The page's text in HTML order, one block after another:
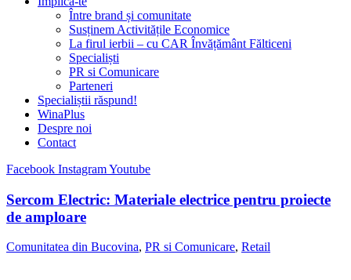
Între brand și comunitate
Susținem Activitățile Economice
La firul ierbii – cu CAR Învățământ Fălticeni
Specialiști
PR si Comunicare
Parteneri
Specialiștii răspund!
WinaPlus
Despre noi
Contact
Facebook InstagramYoutube
Sercom Electric: Materiale electrice pentru proiecte
de amploare
Comunitatea din Bucovina, PR si Comunicare, Retail